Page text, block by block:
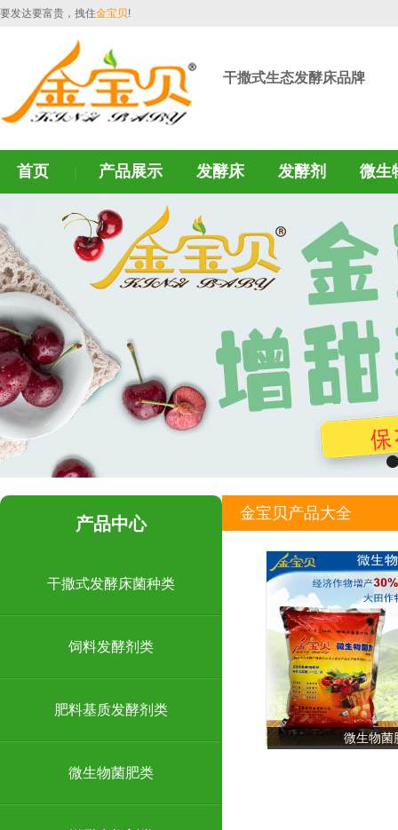
要发达要富贵，拽住金宝贝!
干撒式生态发酵床品牌
首页 产品展示 发酵床 发酵剂 微生
产品中心
干撒式发酵床菌种类
饲料发酵剂类
肥料基质发酵剂类
微生物菌肥类
金宝贝产品大全
微生物菌